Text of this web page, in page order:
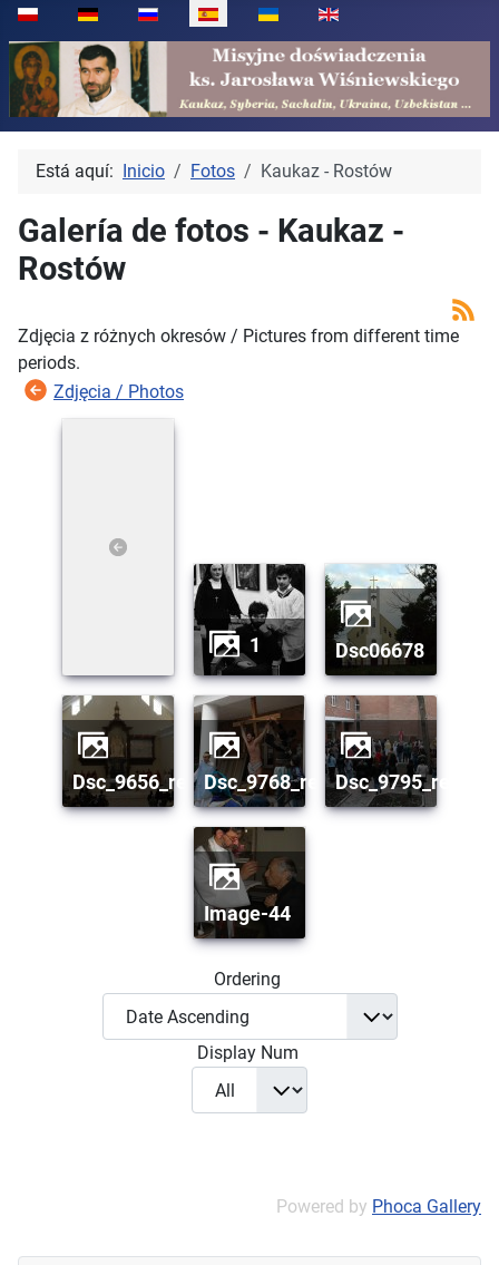
Seleccione su idioma
Está aquí: Inicio Fotos Kaukaz - Rostów
Galería de fotos - Kaukaz -
Rostów
Zdjęcia z różnych okresów / Pictures from different time
periods.
Zdjęcia / Photos
1 dsc06678
dsc_9656_resizedsc_9768_resizedsc_9795_resize
image-44
Ordering
Display Num
Powered by Phoca Gallery